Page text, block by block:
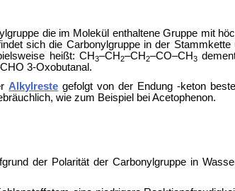
die im Molekül enthaltene Gruppe mit
sich die Carbonylgruppe in der
heißt: CH3–CH2–CH2–CO–CH3
3-Oxobutanal.
Alkylreste gefolgt von der Endung -keton
wie zum Beispiel bei Acetophenon.
der Polarität der Carbonylgruppe in